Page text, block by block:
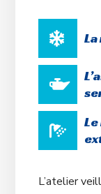
L’atelier